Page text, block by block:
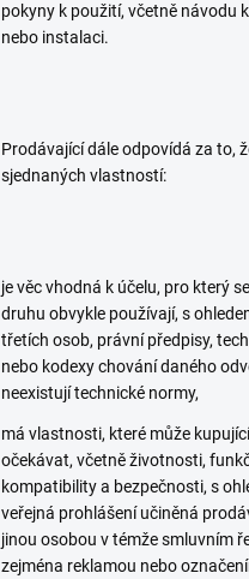
pokyny k použití, včetně návodu
nebo instalaci.
Prodávající dále odpovídá za to,
sjednaných vlastností:
je věc vhodná k účelu, pro který
druhu obvykle používají, s
třetích osob, právní předpisy,
nebo kodexy chování daného
neexistují technické normy,
má vlastnosti, které může
očekávat, včetně životnosti,
kompatibility a bezpečnosti, s
veřejná prohlášení učiněná
jinou osobou v témže smluvním
zejména reklamou nebo